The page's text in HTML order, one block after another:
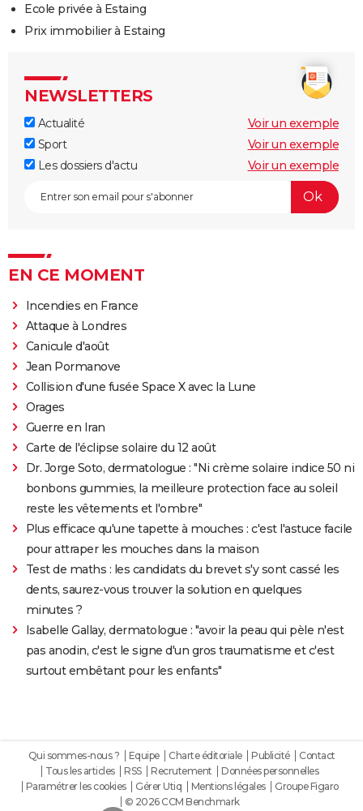
Ecole privée à Estaing
Prix immobilier à Estaing
NEWSLETTERS
Actualité
Voir un exemple
Sport
Voir un exemple
Les dossiers d'actu
Voir un exemple
EN CE MOMENT
Incendies en France
Attaque à Londres
Canicule d'août
Jean Pormanove
Collision d'une fusée Space X avec la Lune
Orages
Guerre en Iran
Carte de l'éclipse solaire du 12 août
Dr. Jorge Soto, dermatologue : "Ni crème solaire indice 50 ni
bonbons gummies, la meilleure protection face au soleil
reste les vêtements et l'ombre"
Plus efficace qu'une tapette à mouches : c'est l'astuce facile
pour attraper les mouches dans la maison
Test de maths : les candidats du brevet s'y sont cassé les
dents, saurez-vous trouver la solution en quelques
minutes ?
Isabelle Gallay, dermatologue : "avoir la peau qui pèle n'est
pas anodin, c'est le signe d'un gros traumatisme et c'est
surtout embêtant pour les enfants"
Qui sommes-nous ? Equipe Charte éditoriale Publicité
Contact
Tous les articles
RSS Recrutement
Données personnelles
Paramétrer les cookies
Gérer Utiq Mentions légales
Groupe Figaro
© 2026 CCM Benchmark